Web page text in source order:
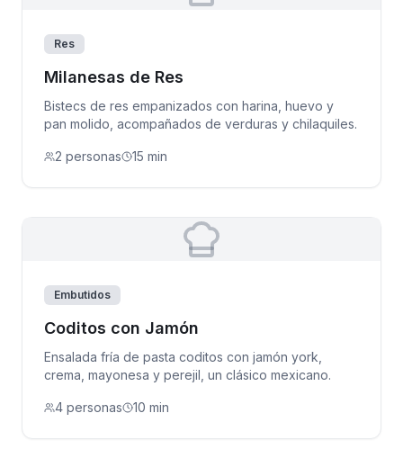
Res
Milanesas de Res
Bistecs de res empanizados con harina, huevo y
pan molido, acompañados de verduras y chilaquiles.
2 personas 15 min
Embutidos
Coditos con Jamón
Ensalada fría de pasta coditos con jamón york,
crema, mayonesa y perejil, un clásico mexicano.
4 personas 10 min